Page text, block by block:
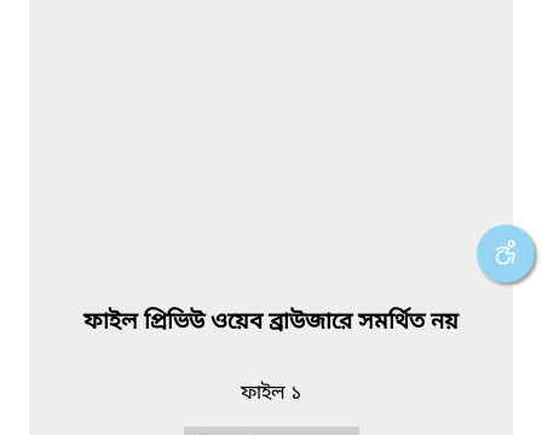
ফাইল প্রিভিউ ওয়েব ব্রাউজারে সমর্থিত নয়
ফাইল ১